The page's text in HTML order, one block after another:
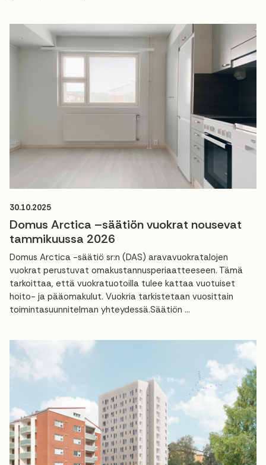
30.10.2025
Domus Arctica –säätiön vuokrat nousevat
tammikuussa 2026
Domus Arctica -säätiö sr:n (DAS) aravavuokratalojen
vuokrat perustuvat omakustannusperiaatteeseen. Tämä
tarkoittaa, että vuokratuotoilla tulee kattaa vuotuiset
hoito- ja pääomakulut. Vuokria tarkistetaan vuosittain
toimintasuunnitelman yhteydessä.Säätiön ...